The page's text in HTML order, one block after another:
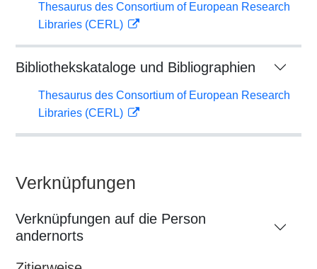
Thesaurus des Consortium of European Research
Libraries (CERL)
Bibliothekskataloge und Bibliographien
Thesaurus des Consortium of European Research
Libraries (CERL)
Verknüpfungen
Verknüpfungen auf die Person
andernorts